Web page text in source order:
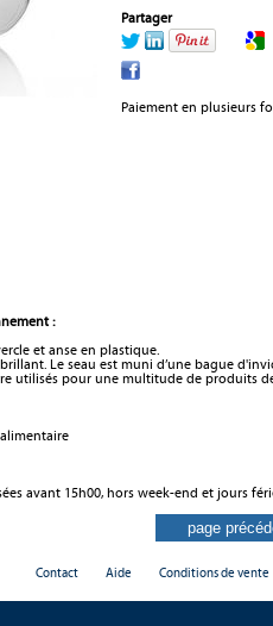
Partager
Paiement en plusieurs
:
et anse en plastique.
Le seau est muni d’une bague
utilisés pour une multitude de produits
avant 15h00, hors week-end et jours
Contact Aide Conditions de vente